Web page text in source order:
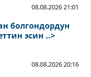
08.08.2026 21:01
болгондордун
эсин ..>
08.08.2026 20:16